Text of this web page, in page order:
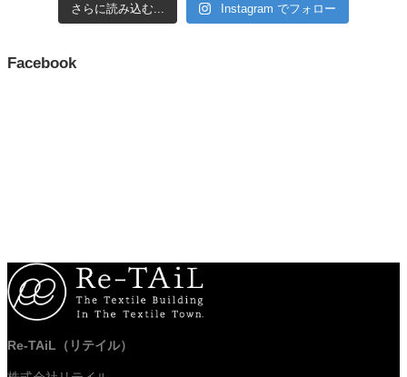
さらに読み込む... Instagram でフォロー
Facebook
Re-TAiL（リテイル）